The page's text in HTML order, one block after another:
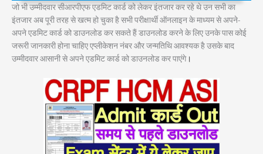
जो भी उम्मीदवार सीआरपीएफ एडमिट कार्ड को लेकर इंतजार कर रहे थे उन सभी का
इंतजार अब पूरी तरह से खत्म हो चुका है सभी परीक्षार्थी ऑनलाइन के माध्यम से अपने-
अपने एडमिट कार्ड को डाउनलोड कर सकते हैं डाउनलोड करने के लिए उनके पास कोई
जरूरी जानकारी होना चाहिए एप्लीकेशन नंबर और जन्मतिथि आवश्यक है उसके बाद
उम्मीदवार आसानी से अपने एडमिट कार्ड को डाउनलोड कर पाएंगे।